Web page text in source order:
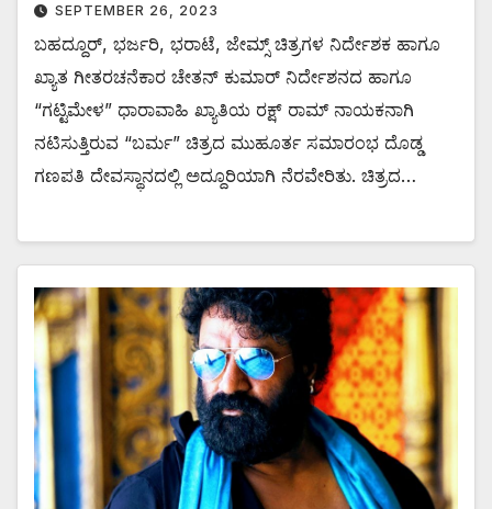
SEPTEMBER 26, 2023
ಬಹದ್ದೂರ್, ಭರ್ಜರಿ, ಭರಾಟೆ, ಜೇಮ್ಸ್ ಚಿತ್ರಗಳ ನಿರ್ದೇಶಕ ಹಾಗೂ
ಖ್ಯಾತ ಗೀತರಚನೆಕಾರ ಚೇತನ್ ಕುಮಾರ್ ನಿರ್ದೇಶನದ ಹಾಗೂ
“ಗಟ್ಟಿಮೇಳ” ಧಾರಾವಾಹಿ ಖ್ಯಾತಿಯ ರಕ್ಷ್ ರಾಮ್ ನಾಯಕನಾಗಿ
ನಟಿಸುತ್ತಿರುವ “ಬರ್ಮ” ಚಿತ್ರದ ಮುಹೂರ್ತ ಸಮಾರಂಭ ದೊಡ್ಡ
ಗಣಪತಿ ದೇವಸ್ಥಾನದಲ್ಲಿ ಅದ್ದೂರಿಯಾಗಿ ನೆರವೇರಿತು. ಚಿತ್ರದ…